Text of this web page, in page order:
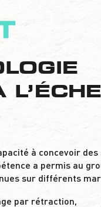
à concevoir
a permis au
sur différents
par rétraction,